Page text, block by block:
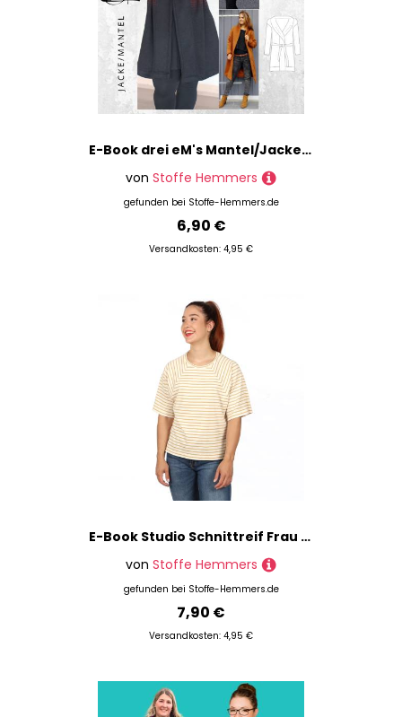
E-Book drei eM's Mantel/Jacke PADUA
von Stoffe Hemmers
gefunden bei Stoffe-Hemmers.de
6,90 €
Versandkosten: 4,95 €
E-Book Studio Schnittreif Frau Lori Raglanshirt
von Stoffe Hemmers
gefunden bei Stoffe-Hemmers.de
7,90 €
Versandkosten: 4,95 €